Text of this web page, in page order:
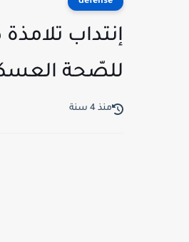
إنتداب
للصّحة العسكرية
منذ 4 سنة